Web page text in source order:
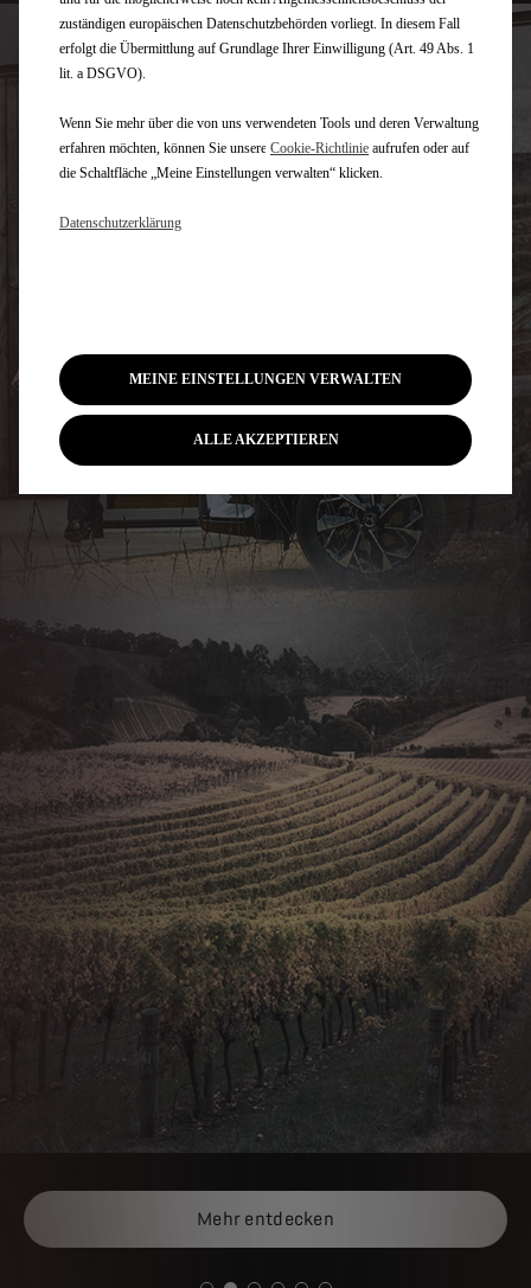
Mehr entdecken
zuständigen europäischen Datenschutzbehörden vorliegt. In diesem Fall
erfolgt die Übermittlung auf Grundlage Ihrer Einwilligung (Art. 49 Abs. 1
lit. a DSGVO).
Wenn Sie mehr über die von uns verwendeten Tools und deren Verwaltung
erfahren möchten, können Sie unsere Cookie‑Richtlinie aufrufen oder auf
die Schaltfläche „Meine Einstellungen verwalten“ klicken.
Datenschutzerklärung
MEINE EINSTELLUNGEN VERWALTEN
ALLE AKZEPTIEREN